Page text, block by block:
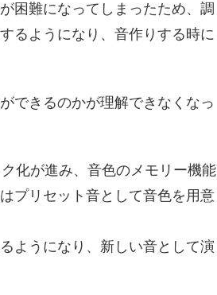
困難になってしまったため、調
るようになり、音作りする時に
できるのかが理解できなくなっ
化が進み、音色のメモリー機能
プリセット音として音色を用意
ようになり、新しい音として演